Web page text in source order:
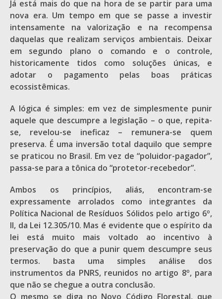
Já está mais do que na hora de se partir para uma
nova era. Um tempo em que se passe a investir
intensamente na valorização e na recompensa
daquelas que realizam serviços ambientais. Deixar
em segundo plano o comando e o controle,
historicamente tidos como soluções únicas, e
adotar o pagamento pelas boas práticas
ecossistêmicas.
A lógica é simples: em vez de simplesmente punir
aquele que descumpre a legislação – o que, repita-
se, revelou-se ineficaz – remunera-se quem
preserva. É uma inversão total daquilo que sempre
se praticou no Brasil. Em vez de “poluidor-pagador”,
passa-se para a tônica do “protetor-recebedor”.
Ambos os princípios, aliás, encontram-se
expressamente arrolados como integrantes da
Política Nacional de Resíduos Sólidos pelo artigo 6º,
II, da Lei 12.305/10. Mas é evidente que o espírito da
lei está muito mais voltado ao incentivo à
preservação do que a punir quem descumpre seus
termos. basta uma simples análise dos
instrumentos da PNRS, reunidos no artigo 8º, para
que não se chegue a outra conclusão.
O mesmo se diga no Novo Código Florestal, que